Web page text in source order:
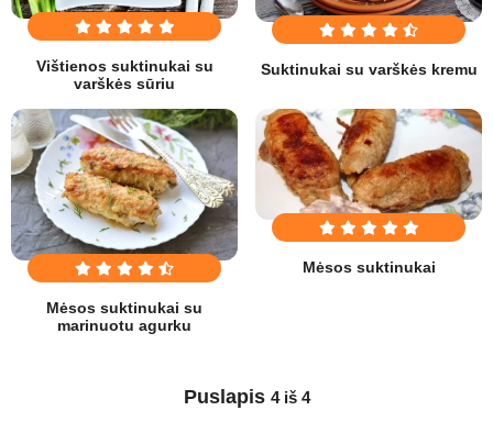
Vištienos suktinukai su
varškės sūriu
Suktinukai su varškės kremu
Mėsos suktinukai su
marinuotu agurku
Mėsos suktinukai
Puslapis 4 iš 4